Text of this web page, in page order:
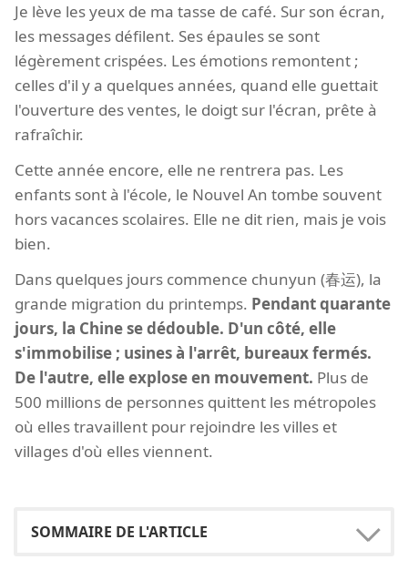
Je lève les yeux de ma tasse de café. Sur son écran,
les messages défilent. Ses épaules se sont
légèrement crispées. Les émotions remontent ;
celles d'il y a quelques années, quand elle guettait
l'ouverture des ventes, le doigt sur l'écran, prête à
rafraîchir.
Cette année encore, elle ne rentrera pas. Les
enfants sont à l'école, le Nouvel An tombe souvent
hors vacances scolaires. Elle ne dit rien, mais je vois
bien.
Dans quelques jours commence chunyun (春运), la
grande migration du printemps. Pendant quarante
jours, la Chine se dédouble. D'un côté, elle
s'immobilise ; usines à l'arrêt, bureaux fermés.
De l'autre, elle explose en mouvement. Plus de
500 millions de personnes quittent les métropoles
où elles travaillent pour rejoindre les villes et
villages d'où elles viennent.